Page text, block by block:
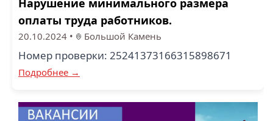
Нарушение минимального размера
оплаты труда работников.
20.10.2024 • Большой Камень
Номер проверки: 25241373166315898671
Подробнее →